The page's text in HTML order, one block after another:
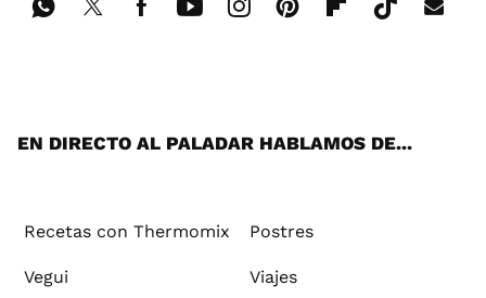
EN DIRECTO AL PALADAR HABLAMOS DE...
Recetas con Thermomix Postres
Vegui Viajes